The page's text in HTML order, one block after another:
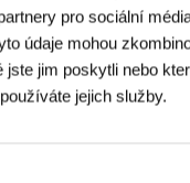
pro sociální
údaje mohou
jste jim poskytli nebo
jejich služby.
/ Mexiko, 1976, 105
Ripsteinovi
deseti matkám
as Ten Mothers)